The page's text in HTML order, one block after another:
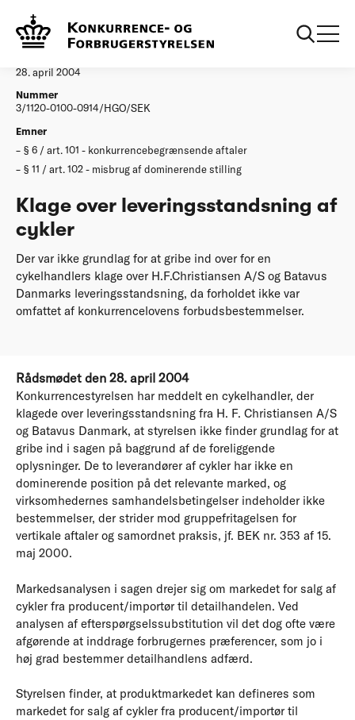
Afgørelser
28. april 2004
Nummer
3/1120-0100-0914/HGO/SEK
Emner
§ 6 / art. 101 - konkurrencebegrænsende aftaler
§ 11 / art. 102 - misbrug af dominerende stilling
Klage over leveringsstandsning af
cykler
Der var ikke grundlag for at gribe ind over for en
cykelhandlers klage over H.F.Christiansen A/S og Batavus
Danmarks leveringsstandsning, da forholdet ikke var
omfattet af konkurrencelovens forbudsbestemmelser.
Rådsmødet den 28. april 2004
Konkurrencestyrelsen har meddelt en cykelhandler, der
klagede over leveringsstandsning fra H. F. Christiansen A/S
og Batavus Danmark, at styrelsen ikke finder grundlag for at
gribe ind i sagen på baggrund af de foreliggende
oplysninger. De to leverandører af cykler har ikke en
dominerende position på det relevante marked, og
virksomhedernes samhandelsbetingelser indeholder ikke
bestemmelser, der strider mod gruppefritagelsen for
vertikale aftaler og samordnet praksis, jf. BEK nr. 353 af 15.
maj 2000.
Markedsanalysen i sagen drejer sig om markedet for salg af
cykler fra producent/importør til detailhandelen. Ved
analysen af efterspørgselssubstitution vil det dog ofte være
afgørende at inddrage forbrugernes præferencer, som jo i
høj grad bestemmer detailhandlens adfærd.
Styrelsen finder, at produktmarkedet kan defineres som
markedet for salg af cykler fra producent/importør til